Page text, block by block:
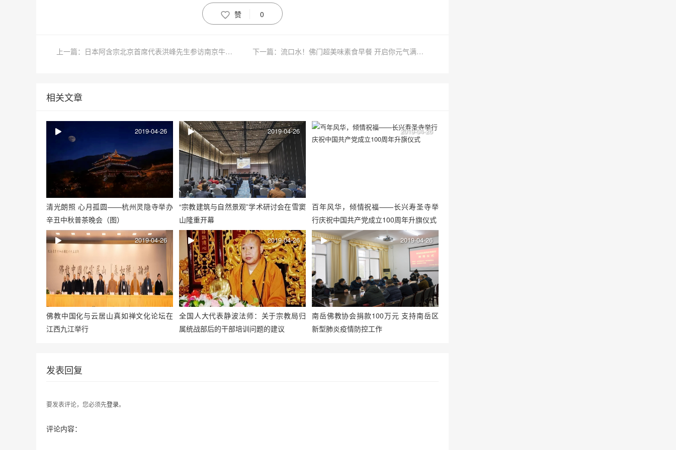
赞 0
上一篇：日本阿含宗北京首席代表洪峰先生参访南京牛首山 下一篇：流口水！佛门超美味素食早餐 开启你元气满满的一天
相关文章
清光朗照 心月孤圆——杭州灵隐寺举办
辛丑中秋普茶晚会（图）
2019-04-26
“宗教建筑与自然景观”学术研讨会在雪窦
山隆重开幕
2019-04-26
百年风华，倾情祝福——长兴寿圣寺举
行庆祝中国共产党成立100周年升旗仪式
2019-04-26
佛教中国化与云居山真如禅文化论坛在
江西九江举行
2019-04-26
全国人大代表静波法师：关于宗教局归
属统战部后的干部培训问题的建议
2019-04-26
南岳佛教协会捐款100万元 支持南岳区
新型肺炎疫情防控工作
2019-04-26
发表回复
要发表评论，您必须先登录。
评论内容：